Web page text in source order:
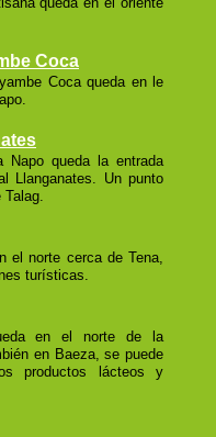
Coca
Coca queda en le
queda la entrada
Llanganates. Un punto
Talag.
el norte cerca de Tena,
turísticas.
en el norte de la
en Baeza, se puede
productos lácteos y